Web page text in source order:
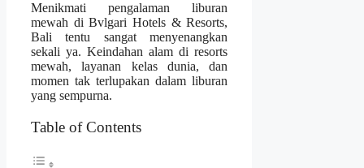
Menikmati pengalaman liburan
mewah di Bvlgari Hotels & Resorts,
Bali tentu sangat menyenangkan
sekali ya. Keindahan alam di resorts
mewah, layanan kelas dunia, dan
momen tak terlupakan dalam liburan
yang sempurna.
Table of Contents